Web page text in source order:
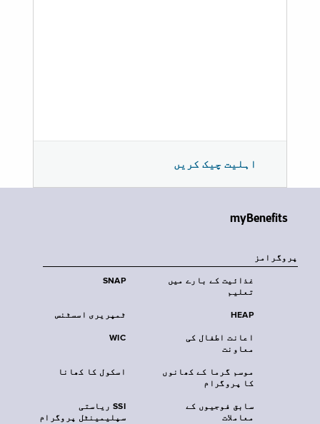
اہلیت چیک کریں
myBenefits
پروگرامز
SNAP
غذائیت کے بارے میں
تعلیم
ٹمپریری اسسٹنس HEAP
WIC
اعانت اطفال کی
معاونت
اسکول کا کھانا
موسم گرما کے کھانوں
کا پروگرام
SSI ریاستی
سپلیمینٹل پروگرام
سابق فوجیوں کے
معاملات